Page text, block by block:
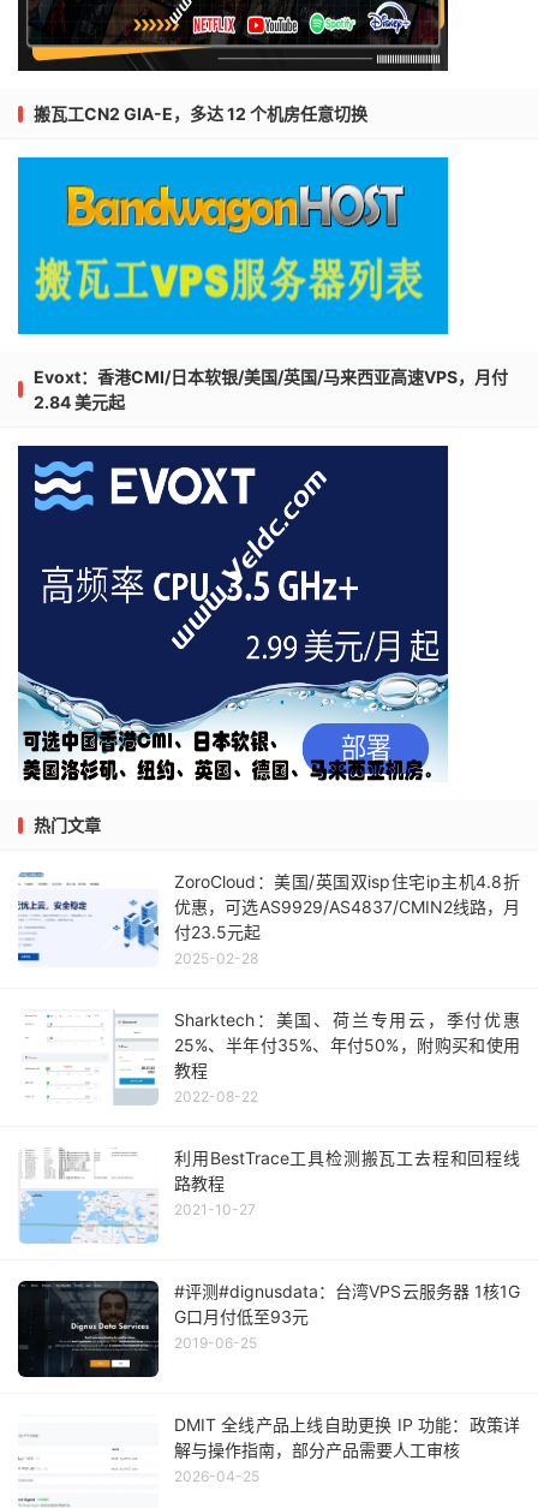
搬瓦工CN2 GIA-E，多达 12 个机房任意切换
Evoxt：香港CMI/日本软银/美国/英国/马来西亚高速VPS，月付
2.84 美元起
热门文章
ZoroCloud：美国/英国双isp住宅ip主机4.8折
优惠，可选AS9929/AS4837/CMIN2线路，月
付23.5元起
2025-02-28
Sharktech：美国、荷兰专用云，季付优惠
25%、半年付35%、年付50%，附购买和使用
教程
2022-08-22
利用BestTrace工具检测搬瓦工去程和回程线
路教程
2021-10-27
#评测#dignusdata：台湾VPS云服务器 1核1G
G口月付低至93元
2019-06-25
DMIT 全线产品上线自助更换 IP 功能：政策详
解与操作指南，部分产品需要人工审核
2026-04-25